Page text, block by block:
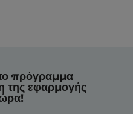
πρόγραμμα
της εφαρμογής